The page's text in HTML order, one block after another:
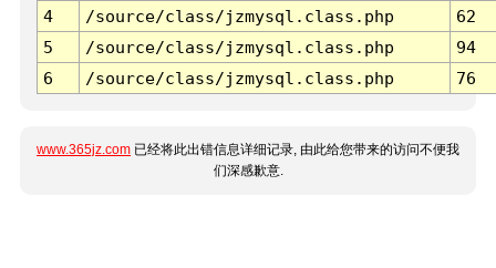
4
/source/class/jzmysql.class.php
62
5
/source/class/jzmysql.class.php
94
6
/source/class/jzmysql.class.php 76
www.365jz.com 已经将此出错信息详细记录, 由此给您带来的访问不便我
们深感歉意.